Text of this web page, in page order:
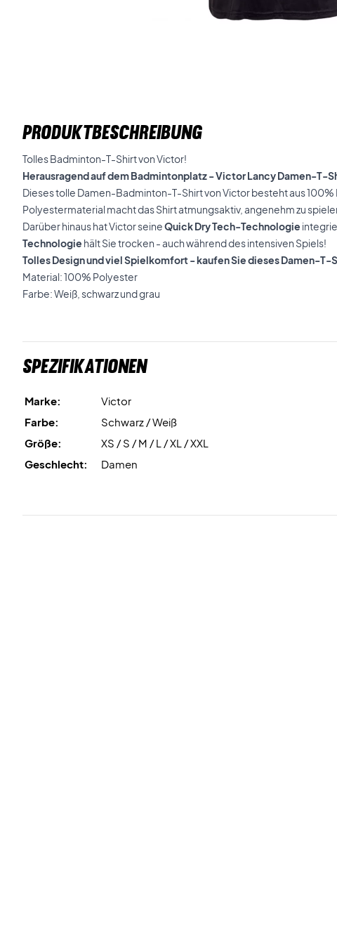
PRODUKTBESCHREIBUNG
Tolles Badminton-T-Shirt von Victor!
Herausragend auf dem Badmintonplatz - Victor Lancy Damen-T-
Dieses tolle Damen-Badminton-T-Shirt von Victor besteht aus 100%
Polyestermaterial macht das Shirt atmungsaktiv, angenehm zu
Darüber hinaus hat Victor seineQuick Dry Tech-Technologie
Technologie hält Sie trocken - auch während des intensiven Spiels!
Tolles Design und viel Spielkomfort - kaufen Sie dieses Damen-T-
Material: 100% Polyester
Farbe: Weiß, schwarz und grau
Spezifikationen
Marke:
Victor
Farbe:
Schwarz / Weiß
Größe:
XS / S / M / L / XL / XXL
Geschlecht:
Damen